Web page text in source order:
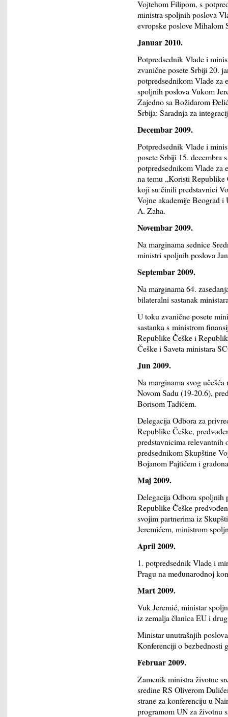
Vojtehom Filipom, s
ministra spoljnih poslova
evropske poslove Mihalom
Januar 2010.
Potpredsednik Vlade i
zvanične posete Srbiji 20.
potpredsednikom Vlade za
spoljnih poslova Vukom
Zajedno sa Božidarom
Srbija: Saradnja za
Decembar 2009.
Potpredsednik Vlade i
posete Srbiji 15. decembra
potpredsednikom Vlade za
na temu „Koristi Republike
koji su činili predstavnici
Vojne akademije Beograd i
A. Zaha.
Novembar 2009.
Na marginama sednice
ministri spoljnih poslova
Septembar 2009.
Na marginama 64.
bilateralni sastanak
U toku zvanične posete
sastanka s ministrom
Republike Češke i
Češke i Saveta ministara
Jun 2009.
Na marginama svog
Novom Sadu (19-20.6),
Borisom Tadićem.
Delegacija Odbora za
Republike Češke,
predstavnicima relevantnih
predsednikom Skupštine
Bojanom Pajtićem i
Maj 2009.
Delegacija Odbora spoljnih
Republike Češke
svojim partnerima iz
Jeremićem, ministrom
April 2009.
1. potpredsednik Vlade i
Pragu na međunarodnoj
Mart 2009.
Vuk Jeremić, ministar
iz zemalja članica EU i
Ministar unutrašnjih
Konferenciji o bezbednosti
Februar 2009.
Zamenik ministra životne
sredine RS Oliverom
strane za konferenciju u
programom UN za